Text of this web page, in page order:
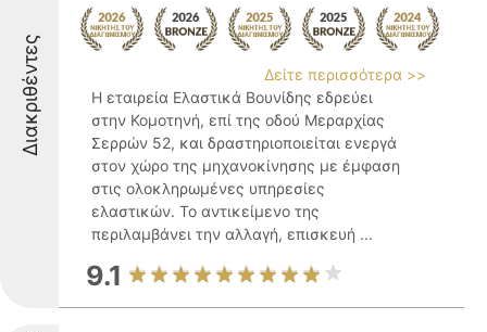
Διακριθέντες
Δείτε περισσότερα >>
Η εταιρεία Ελαστικά Βουνίδης εδρεύει
στην Κομοτηνή, επί της οδού Μεραρχίας
Σερρών 52, και δραστηριοποιείται ενεργά
στον χώρο της μηχανοκίνησης με έμφαση
στις ολοκληρωμένες υπηρεσίες
ελαστικών. Το αντικείμενο της
περιλαμβάνει την αλλαγή, επισκευή ...
9.1